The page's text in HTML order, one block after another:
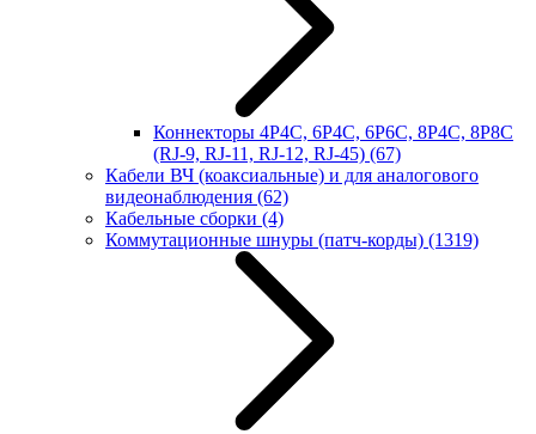
Коннекторы 4P4C, 6P4C, 6P6C, 8P4C, 8P8C
(RJ-9, RJ-11, RJ-12, RJ-45) (67)
Кабели ВЧ (коаксиальные) и для аналогового
видеонаблюдения (62)
Кабельные сборки (4)
Коммутационные шнуры (патч-корды) (1319)